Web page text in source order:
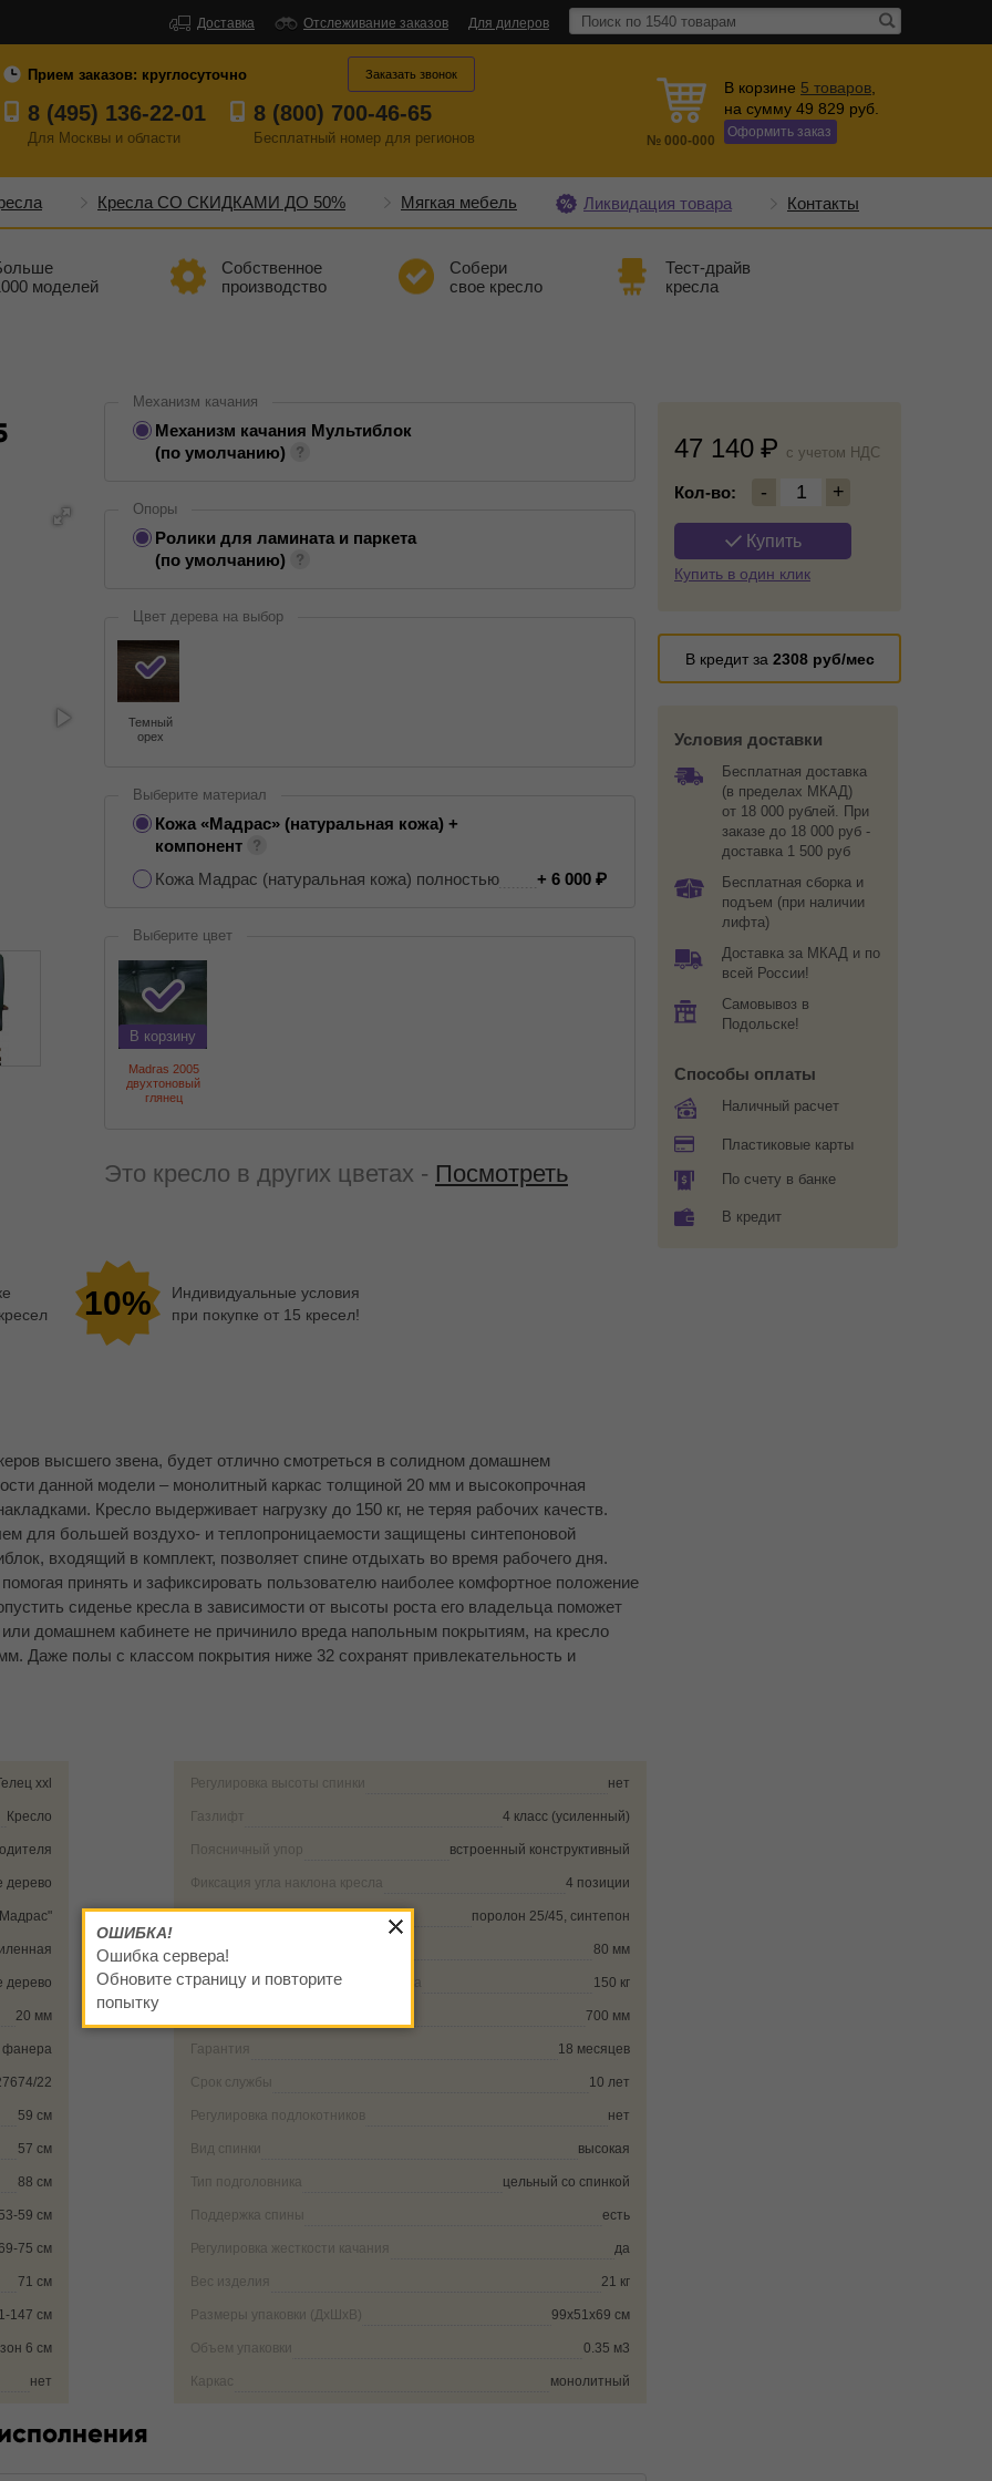
Доставка Отслеживание заказов Для дилеров
Прием заказов: круглосуточно
8 (495) 136-22-01
Для Москвы и области
8 (800) 700-46-65
Бесплатный номер для регионов
Заказать звонок
№ 000-000
В корзине 5 товаров
на сумму 49 829 руб.
Оформить заказ
Кресла СО СКИДКАМИ ДО 50% Мягкая мебель Ликвидация товара Контакты
моделей
Собственное
производство
Собери
свое кресло
Тест-драйв
кресла
47 140 c учетом НДС
Кол-во: - 1 +
Купить
Купить в один клик
В кредит за 2308руб/мес
Условия доставки
Бесплатная доставка
(в пределах МКАД)
от 18 000 рублей. При
заказе до 18 000 руб -
доставка 1 500 руб
Бесплатная сборка и
подъем (при наличии
лифта)
Доставка за МКАД и по
всей России!
Самовывоз в
Подольске!
Способы оплаты
Наличный расчет
Пластиковые карты
По счету в банке
В кредит
Механизм качания
Механизм качания Мультиблок
(по умолчанию)
Опоры
Ролики для ламината и паркета
(по умолчанию)
Цвет дерева на выбор
Темный
орех
Выберите материал
Кожа «Мадрас» (натуральная кожа) +
компонент
Кожа Мадрас (натуральная кожа) полностью
+ 6 000
Выберите цвет
В корзину
Madras 2005
двухтоновый
глянец
Это кресло в других цветах - Посмотреть
10%
Индивидуальные условия
при покупке от 15 кресел!
высшего звена, будет отлично смотреться в солидном домашнем
данной модели – монолитный каркас толщиной 20 мм и высокопрочная
Кресло выдерживает нагрузку до 150 кг, не теряя рабочих качеств.
для большей воздухо- и теплопроницаемости защищены синтепоновой
входящий в комплект, позволяет спине отдыхать во время рабочего дня.
принять и зафиксировать пользователю наиболее комфортное положение
сиденье кресла в зависимости от высоты роста его владельца поможет
домашнем кабинете не причинило вреда напольным покрытиям, на кресло
Даже полы с классом покрытия ниже 32 сохранят привлекательность и
xxl
Кресло
дерево
дерево
20 мм
фанера
22
59 см
57 см
88 см
59 см
75 см
71 см
147 см
6 см
нет
Регулировка высоты спинки нет
Газлифт 4 класс (усиленный)
Поясничный упор встроенный конструктивный
Фиксация угла наклона кресла 4 позиции
Наполнитель поролон 25/45, синтепон
Толщина поролона 80 мм
Максимальная статическая нагрузка 150 кг
700 мм
Гарантия 18 месяцев
Срок службы 10 лет
Регулировка подлокотников нет
Вид спинки высокая
Тип подголовника цельный со спинкой
Поддержка спины есть
Регулировка жесткости качания да
Вес изделия 21 кг
Размеры упаковки (ДxШxВ) 99х51х69 см
Объем упаковки 0.35 м3
Каркас монолитный
ОШИБКА!
Ошибка сервера!
Обновите страницу и повторите
попытку